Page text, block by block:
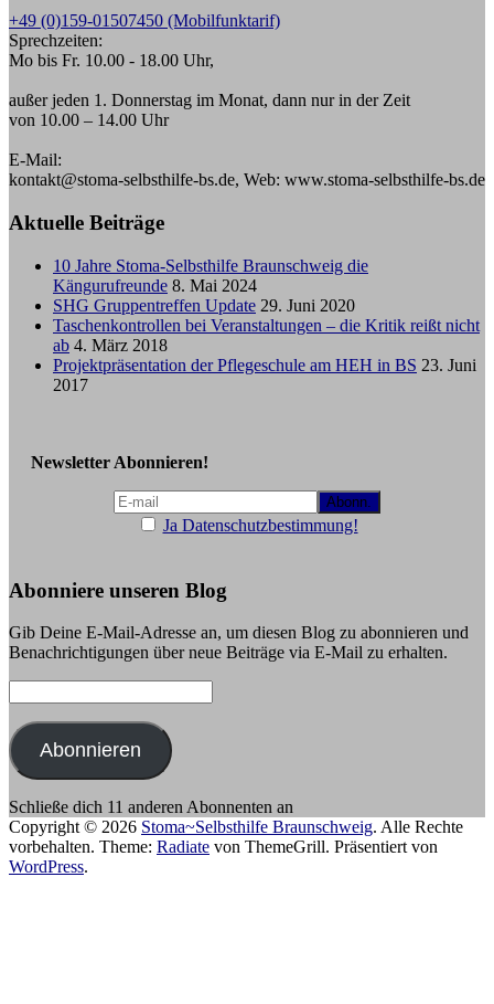
+49 (0)159-01507450 (Mobilfunktarif)
Sprechzeiten:
Mo bis Fr. 10.00 - 18.00 Uhr,
außer jeden 1. Donnerstag im Monat, dann nur in der Zeit
von 10.00 – 14.00 Uhr
E-Mail:
kontakt@stoma-selbsthilfe-bs.de, Web: www.stoma-selbsthilfe-bs.de
Aktuelle Beiträge
10 Jahre Stoma-Selbsthilfe Braunschweig die
Kängurufreunde 8. Mai 2024
SHG Gruppentreffen Update 29. Juni 2020
Taschenkontrollen bei Veranstaltungen – die Kritik reißt nicht
ab 4. März 2018
Projektpräsentation der Pflegeschule am HEH in BS 23. Juni
2017
Newsletter Abonnieren!
Ja Datenschutzbestimmung!
Abonniere unseren Blog
Gib Deine E-Mail-Adresse an, um diesen Blog zu abonnieren und
Benachrichtigungen über neue Beiträge via E-Mail zu erhalten.
Mail-
Adresse:
Abonnieren
Schließe dich 11 anderen Abonnenten an
Copyright © 2026 Stoma~Selbsthilfe Braunschweig. Alle Rechte
vorbehalten. Theme: Radiate von ThemeGrill. Präsentiert von
WordPress.